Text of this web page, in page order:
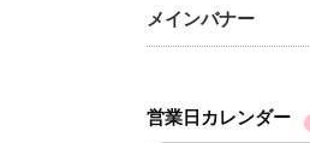
メインバナー
営業日カレンダー